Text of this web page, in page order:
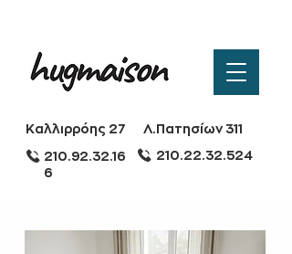
Καλλιρρόης 27
Λ.Πατησίων 311
210.92.32.16
6
210.22.32.524